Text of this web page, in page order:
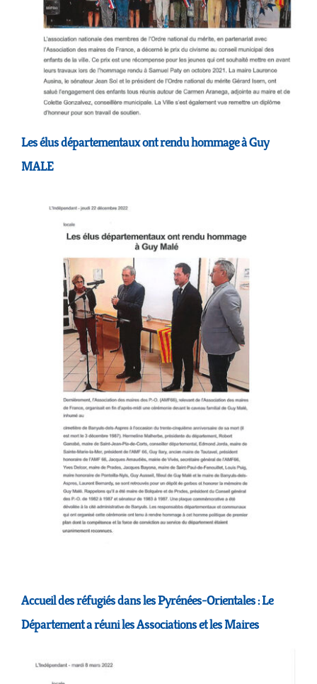
Les élus départementaux ont rendu hommage à Guy
MALE
Accueil des réfugiés dans les Pyrénées-Orientales : Le
Département a réuni les Associations et les Maires